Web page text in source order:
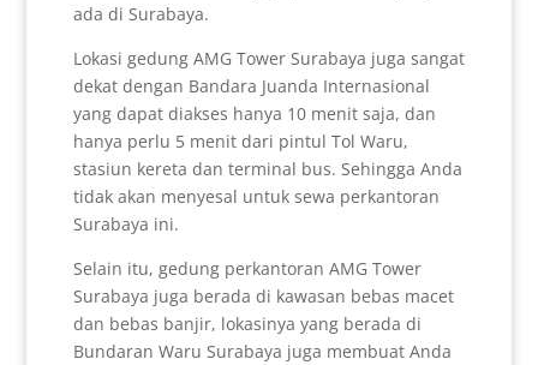
ada di Surabaya.
Lokasi gedung AMG Tower Surabaya juga sangat
dekat dengan Bandara Juanda Internasional
yang dapat diakses hanya 10 menit saja, dan
hanya perlu 5 menit dari pintul Tol Waru,
stasiun kereta dan terminal bus. Sehingga Anda
tidak akan menyesal untuk sewa perkantoran
Surabaya ini.
Selain itu, gedung perkantoran AMG Tower
Surabaya juga berada di kawasan bebas macet
dan bebas banjir, lokasinya yang berada di
Bundaran Waru Surabaya juga membuat Anda